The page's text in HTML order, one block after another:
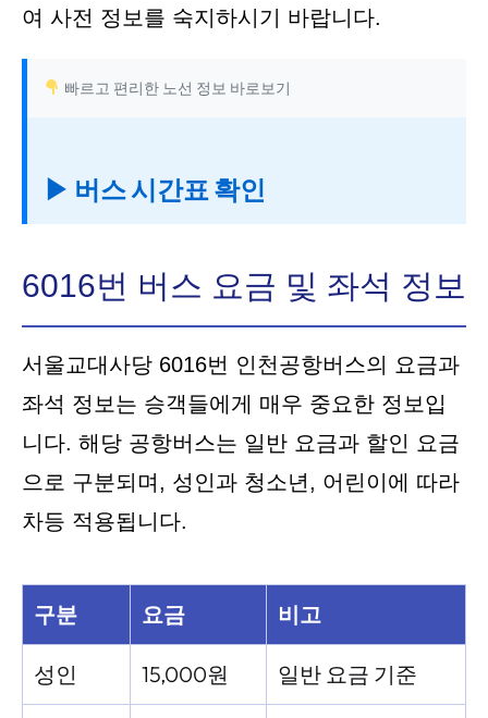
여 사전 정보를 숙지하시기 바랍니다.
빠르고 편리한 노선 정보 바로보기
▶ 버스 시간표 확인
6016번 버스 요금 및 좌석 정보
서울교대사당 6016번 인천공항버스의 요금과
좌석 정보는 승객들에게 매우 중요한 정보입
니다. 해당 공항버스는 일반 요금과 할인 요금
으로 구분되며, 성인과 청소년, 어린이에 따라
차등 적용됩니다.
구분 요금 비고
성인 15,000원 일반 요금 기준